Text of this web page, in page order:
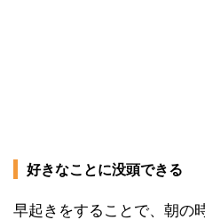
好きなことに没頭できる
早起きをすることで、朝の